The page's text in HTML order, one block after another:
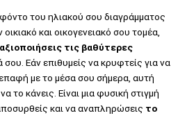
του ηλιακού σου διαγράμματος
και οικογενειακό σου τομέα,
τις βαθύτερες
σου. Εάν επιθυμείς να κρυφτείς για να
με το μέσα σου σήμερα, αυτή
το κάνεις. Είναι μια φυσική στιγμή
και να αναπληρώσεις το